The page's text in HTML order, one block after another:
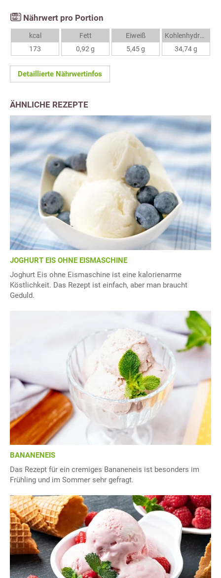
Nährwert pro Portion
kcal
173
Fett
0,92 g
Eiweiß
5,45 g
Kohlenhydrate
34,74 g
Detaillierte Nährwertinfos
ÄHNLICHE REZEPTE
JOGHURT EIS OHNE EISMASCHINE
Joghurt Eis ohne Eismaschine ist eine kalorienarme
Köstlichkeit. Das Rezept ist einfach, aber man braucht
Geduld.
BANANENEIS
Das Rezept für ein cremiges Bananeneis ist besonders im
Frühling und im Sommer sehr gefragt.